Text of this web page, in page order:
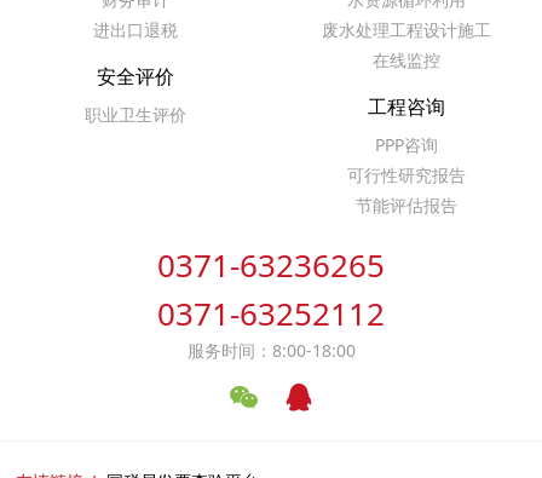
进出口退税
废水处理工程设计施工
在线监控
安全评价
职业卫生评价 工程咨询
PPP咨询
可行性研究报告
节能评估报告
0371-63236265
0371-63252112
服务时间：8:00-18:00